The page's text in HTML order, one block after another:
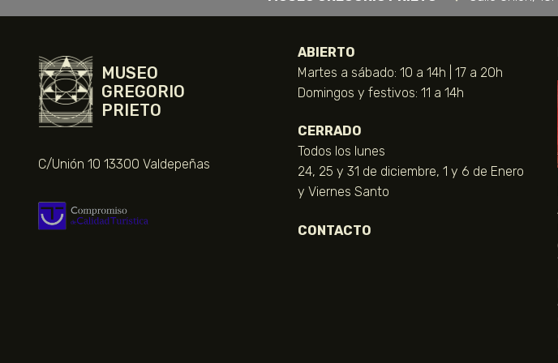
MUSEO
GREGORIO
PRIETO
C/Unión 10 13300 Valdepeñas
ABIERTO
Martes a sábado: 10 a 14h | 17 a 20h
Domingos y festivos: 11 a 14h
CERRADO
Todos los lunes
24, 25 y 31 de diciembre, 1 y 6 de Enero
y Viernes Santo
CONTACTO